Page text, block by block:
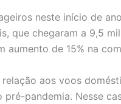
neste início de
que chegaram a 9,5
aumento de 15% na
aos voos
pandemia. Nesse